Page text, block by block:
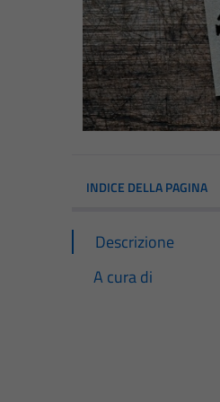
INDICE DELLA PAGINA
Descrizione
A cura di